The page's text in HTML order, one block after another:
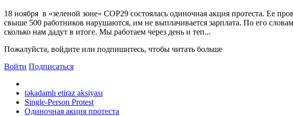
18 ноября в «зеленой зоне» COP29 состоялась одиночная акция протеста. Ее
свыше 500 работников нарушаются, им не выплачивается зарплата. По его
сколько нам дадут в итоге. Мы работаем через день и теп...
Пожалуйста, войдите или подпишитесь, чтобы читать больше
Войти Подписаться
təkadamlı etiraz aksiyası
Single-Person Protest
Одиночная акция протеста